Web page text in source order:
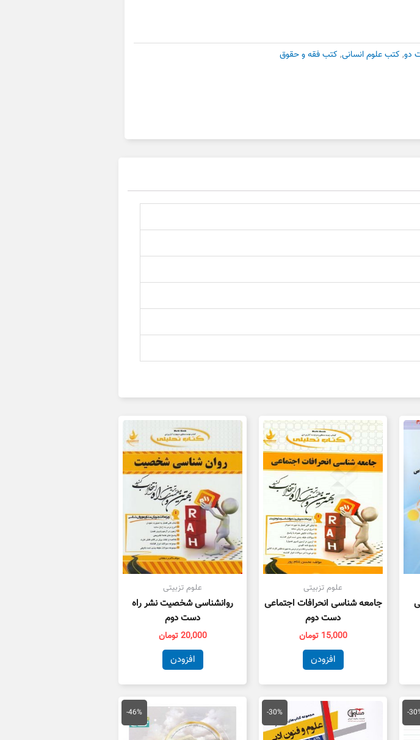
دو, کتب علوم انسانی, کتب فقه و حقوق
علوم تزبیتی
جامعه شناسی انحرافات اجتماعی
دست دوم
15,000 تومان
افزودن
علوم تزبیتی
روانشناسی شخصیت نشر راه
دست دوم
20,000 تومان
افزودن
-
قیمت
فعلی
-30%
قیمت
اصلی
59,000 تومان
بود.
قیمت
فعلی
است.
-46%
اصلی
175,000 تومان
بود.
قیمت
فعلی